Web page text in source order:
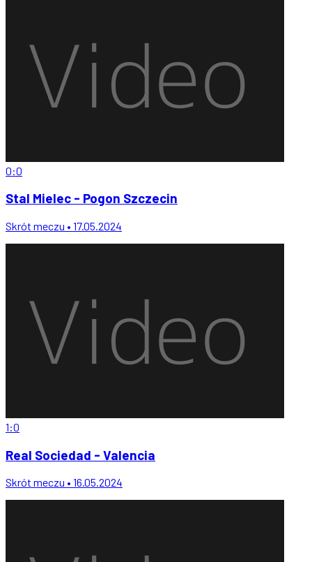
0:0
Stal Mielec - Pogon Szczecin
Skrót meczu • 17.05.2024
1:0
Real Sociedad - Valencia
Skrót meczu • 16.05.2024